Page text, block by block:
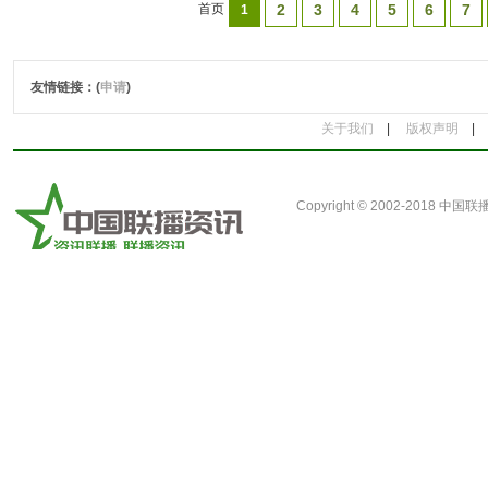
首页 1 2 3 4 5 6 7
友情链接：(申请)
关于我们 版权声明
Copyright © 2002-2018 中国联